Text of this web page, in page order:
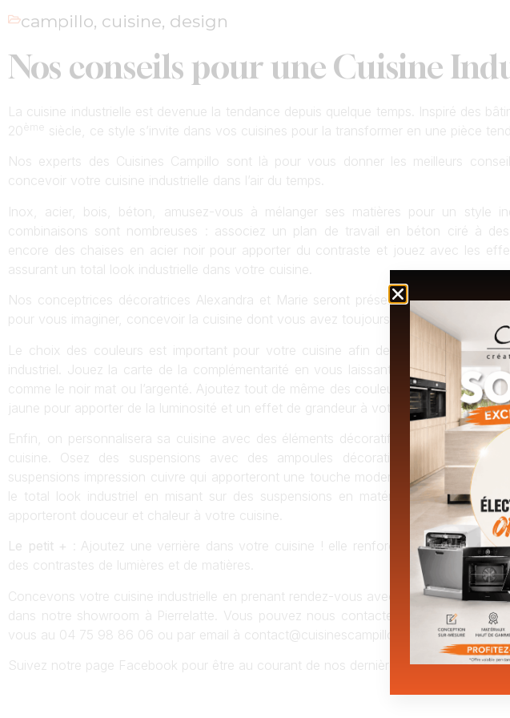
campillo, cuisine, design
Nos conseils pour une Cuisine
La cuisine industrielle est devenue la tendance depuis quelque temps. Inspiré des
20ème
siècle, ce style s’invite dans vos cuisines pour la transformer en une pièce
Nos experts des Cuisines Campillo sont là pour vous donner les meilleurs
concevoir votre cuisine industrielle dans l’air du temps.
Inox, acier, bois, béton, amusez-vous à mélanger ses matières pour un style
combinaisons sont nombreuses : associez un plan de travail en béton ciré à
encore des chaises en acier noir pour apporter du contraste et jouez avec les
assurant un total look industrielle dans votre cuisine.
Nos conceptrices décoratrices Alexandra et Marie seront présentes dans notre
pour vous imaginer, concevoir la cuisine dont vous avez toujours rêvez.
Le choix des couleurs est important pour votre cuisine afin de créer un équilibre
industriel. Jouez la carte de la complémentarité en vous laissant inspirer par les
comme le noir mat ou l’argenté. Ajoutez tout de même des couleurs comme le blanc,
jaune pour apporter de la luminosité et un effet de grandeur à votre pièce.
Enfin, on personnalisera sa cuisine avec des éléments décoratifs qui peaufinera la
cuisine. Osez des suspensions avec des ampoules décoratives au long
suspensions impression cuivre qui apporteront une touche moderne à celle-ci. Petite
le total look industriel en misant sur des suspensions en matériaux naturels aux
apporteront douceur et chaleur à votre cuisine.
Le petit +
: Ajoutez une verrière dans votre cuisine ! elle renforcera le style
des contrastes de lumières et de matières.
Concevons votre cuisine industrielle en prenant rendez-vous avec l’une de nos
dans notre showroom à Pierrelatte. Vous pouvez nous contactez dès maintenant
vous au 04 75 98 86 06 ou par email à contact@cuisinescampillo.fr
Suivez notre page Facebook pour être au courant de nos dernières tendances.